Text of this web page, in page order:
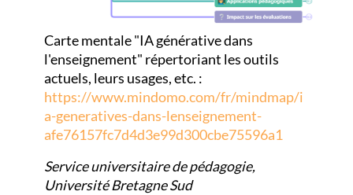
Carte mentale "IA générative dans
l'enseignement" répertoriant les outils
actuels, leurs usages, etc. :
https://www.mindomo.com/fr/mindmap/i
a-generatives-dans-lenseignement-
afe76157fc7d4d3e99d300cbe75596a1
Service universitaire de pédagogie,
Université Bretagne Sud